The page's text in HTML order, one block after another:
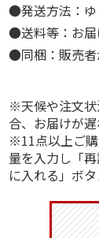
●発送方法：ゆ
●送料等：お届
●同梱：販売者
※天候や注文状
合、お届けが
※11点以上ご
量を入力し「
に入れる」ボ